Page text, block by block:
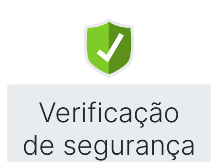
Verificação
de segurança